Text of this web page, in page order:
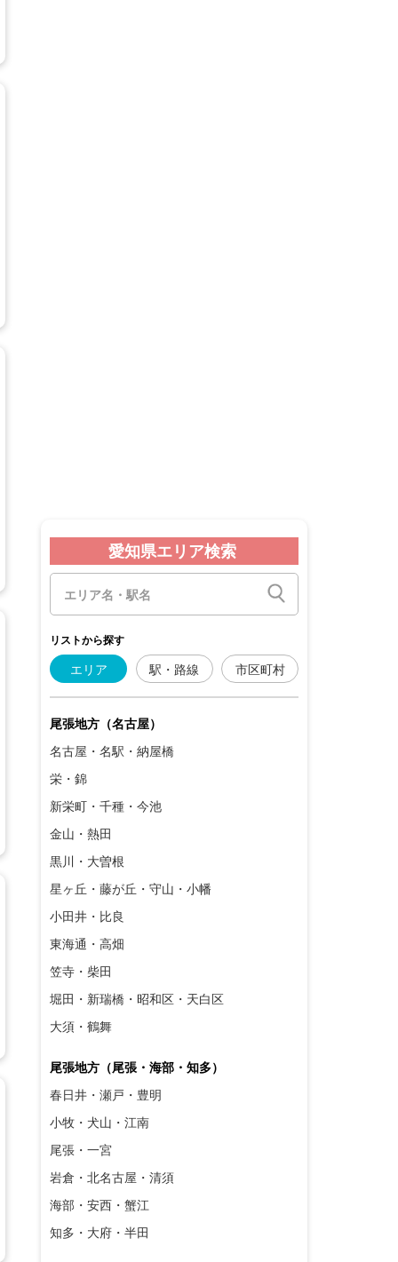
愛知県エリア検索
リストから探す
エリア 駅・路線 市区町村
尾張地方（名古屋）
名古屋・名駅・納屋橋
栄・錦
新栄町・千種・今池
金山・熱田
黒川・大曽根
星ヶ丘・藤が丘・守山・小幡
小田井・比良
東海通・高畑
笠寺・柴田
堀田・新瑞橋・昭和区・天白区
大須・鶴舞
尾張地方（尾張・海部・知多）
春日井・瀬戸・豊明
小牧・犬山・江南
尾張・一宮
岩倉・北名古屋・清須
海部・安西・蟹江
知多・大府・半田